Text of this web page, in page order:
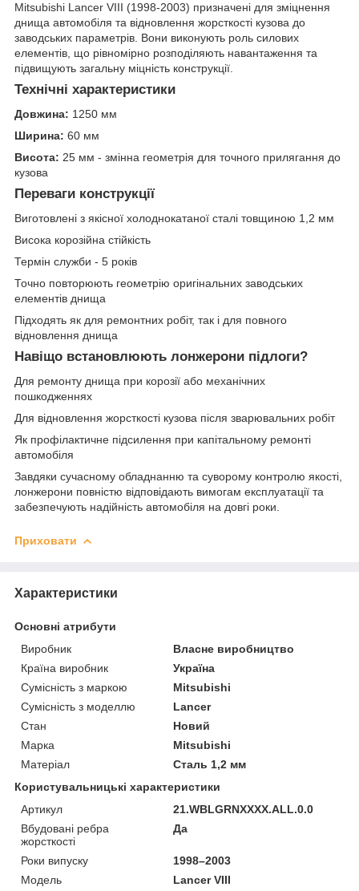
Mitsubishi Lancer VIII (1998-2003) призначені для зміцнення
днища автомобіля та відновлення жорсткості кузова до
заводських параметрів. Вони виконують роль силових
елементів, що рівномірно розподіляють навантаження та
підвищують загальну міцність конструкції.
Технічні характеристики
Довжина: 1250 мм
Ширина: 60 мм
Висота: 25 мм - змінна геометрія для точного прилягання до
кузова
Переваги конструкції
Виготовлені з якісної холоднокатаної сталі товщиною 1,2 мм
Висока корозійна стійкість
Термін служби - 5 років
Точно повторюють геометрію оригінальних заводських
елементів днища
Підходять як для ремонтних робіт, так і для повного
відновлення днища
Навіщо встановлюють лонжерони підлоги?
Для ремонту днища при корозії або механічних
пошкодженнях
Для відновлення жорсткості кузова після зварювальних робіт
Як профілактичне підсилення при капітальному ремонті
автомобіля
Завдяки сучасному обладнанню та суворому контролю якості,
лонжерони повністю відповідають вимогам експлуатації та
забезпечують надійність автомобіля на довгі роки.
Приховати
Характеристики
Основні атрибути
Виробник
Власне виробництво
Країна виробник
Україна
Сумісність з маркою
Mitsubishi
Сумісність з моделлю
Lancer
Стан
Новий
Марка
Mitsubishi
Матеріал
Сталь 1,2 мм
Користувальницькі характеристики
Артикул
21.WBLGRNXXXX.ALL.0.0
Вбудовані ребра
жорсткості
Да
Роки випуску
1998–2003
Мoдель
Lancer VIII